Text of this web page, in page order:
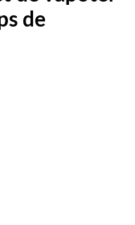
de